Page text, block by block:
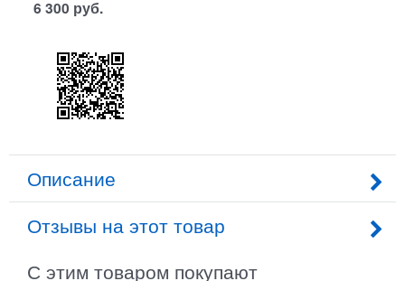
6 300 руб.
Описание
Отзывы на этот товар
С этим товаром покупают